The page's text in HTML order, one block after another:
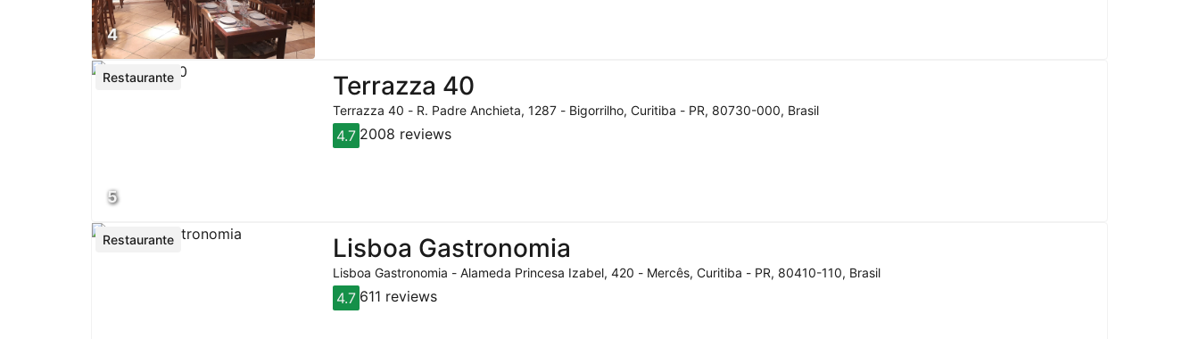
4
5
Terrazza 40
Restaurante
Terrazza 40 - R. Padre Anchieta, 1287 - Bigorrilho, Curitiba - PR, 80730-000, Brasil
4.7 2008 reviews
Lisboa Gastronomia
Restaurante
Lisboa Gastronomia - Alameda Princesa Izabel, 420 - Mercês, Curitiba - PR, 80410-110, Brasil
4.7 611 reviews